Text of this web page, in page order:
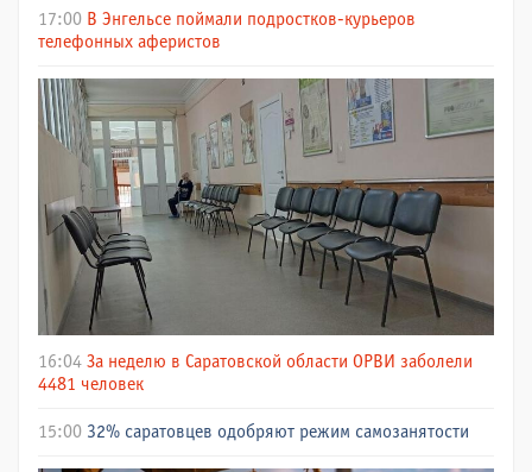
17:00 В Энгельсе поймали подростков-курьеров
телефонных аферистов
16:04 За неделю в Саратовской области ОРВИ заболели
4481 человек
15:00 32% саратовцев одобряют режим самозанятости